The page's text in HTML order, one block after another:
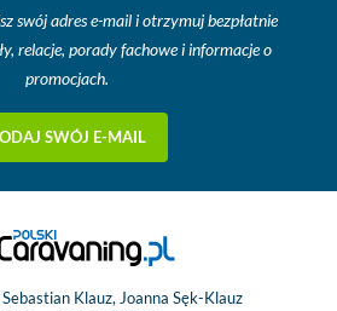
swój adres e-mail i otrzymuj bezpłatnie
relacje, porady fachowe i informacje o
promocjach.
SWÓJ E-MAIL
Klauz, Joanna Sęk-Klauz